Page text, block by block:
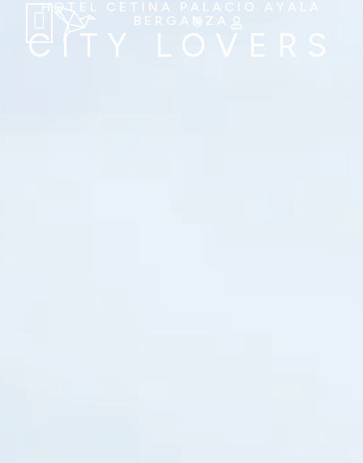
HOTEL CETINA PALACIO AYALA
BERGANZA
CITY LOVERS